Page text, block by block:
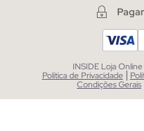
INSIDE Loja
Política de Privacidade |
Condições Gerais